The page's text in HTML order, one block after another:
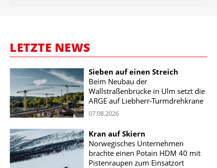
LETZTE NEWS
Sieben auf einen Streich
Beim Neubau der
Wallstraßenbrücke in Ulm setzt die
ARGE auf Liebherr-Turmdrehkrane
07.08.2026
Kran auf Skiern
Norwegisches Unternehmen
brachte einen Potain HDM 40 mit
Pistenraupen zum Einsatzort